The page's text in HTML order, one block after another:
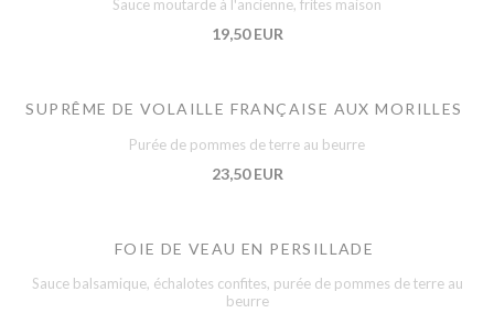
Sauce moutarde à l'ancienne, frites maison
19,50 EUR
SUPRÊME DE VOLAILLE FRANÇAISE AUX MORILLES
Purée de pommes de terre au beurre
23,50 EUR
FOIE DE VEAU EN PERSILLADE
Sauce balsamique, échalotes confites, purée de pommes de terre au
beurre